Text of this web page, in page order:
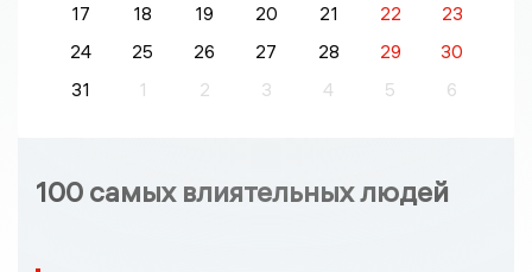
17
18 19 20 21 22
23
24
25 26 27 28 29
30
31
1 2 3 4 5 6
100 самых влиятельных людей